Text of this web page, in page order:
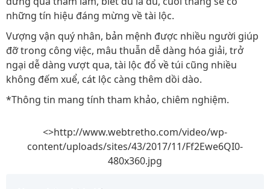
những tín hiệu đáng mừng về tài lộc.
Vượng vận quý nhân, bản mệnh được nhiều người giúp
đỡ trong công việc, mâu thuẫn dễ dàng hóa giải, trở
ngại dễ dàng vượt qua, tài lộc đổ về túi cũng nhiều
không đếm xuể, cát lộc càng thêm dồi dào.
*Thông tin mang tính tham khảo, chiêm nghiệm.
<>http://www.webtretho.com/video/wp-
content/uploads/sites/43/2017/11/Ff2Ewe6QI0-
480x360.jpg